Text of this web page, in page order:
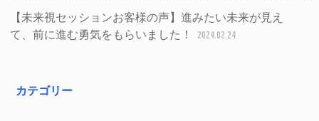
【未来視セッションお客様の声】進みたい未来が見え
て、前に進む勇気をもらいました！
2024.02.24
カテゴリー